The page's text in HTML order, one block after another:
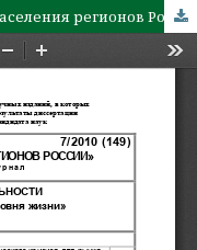
Том 6 № 7 (2010): Уровень жизни населения регионов России